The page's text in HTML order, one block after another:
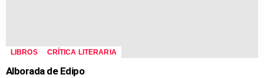
LIBROS CRÍTICA LITERARIA
Alborada de Edipo